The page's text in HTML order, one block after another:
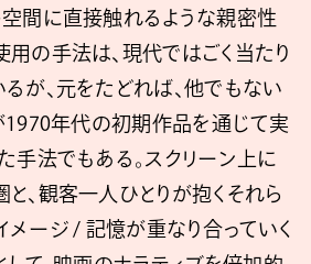
空間に直接触れるような親密性
の手法は、現代ではごく当たり
が、元をたどれば、他でもない
1970年代の初期作品を通じて実
手法でもある。スクリーン上に
、観客一人ひとりが抱くそれら
ージ / 記憶が重なり合っていく